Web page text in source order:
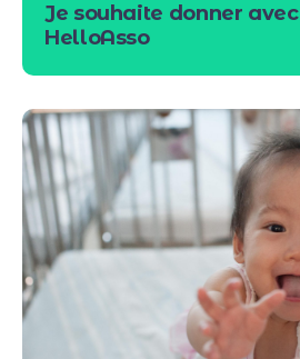
Je souhaite donner avec
HelloAsso